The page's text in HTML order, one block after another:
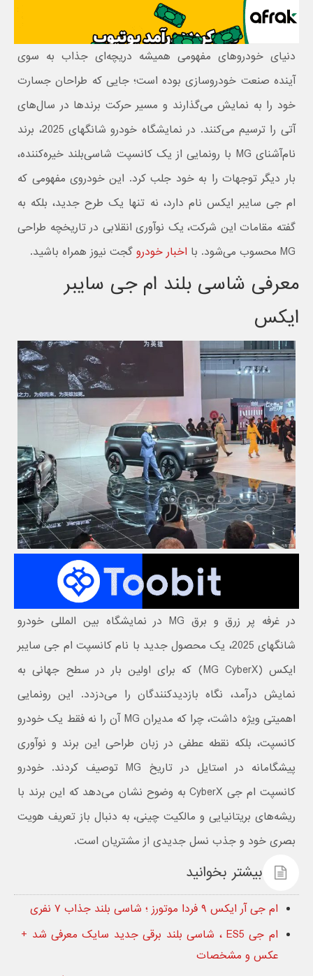
دنیای خودروهای مفهومی همیشه دریچه‌ای جذاب به سوی
آینده صنعت خودروسازی بوده است؛ جایی که طراحان جسارت
خود را به نمایش می‌گذارند و مسیر حرکت برندها در سال‌های
آتی را ترسیم می‌کنند. در نمایشگاه خودرو شانگهای 2025، برند
نام‌آشنای MG با رونمایی از یک کانسپت شاسی‌بلند خیره‌کننده،
بار دیگر توجهات را به خود جلب کرد. این خودروی مفهومی که
ام جی سایبر ایکس نام دارد، نه تنها یک طرح جدید، بلکه به
گفته مقامات این شرکت، یک نوآوری انقلابی در تاریخچه طراحی
MG محسوب می‌شود. با
اخبار خودرو گجت نیوز همراه باشید.
معرفی شاسی بلند ام جی سایبر
ایکس
در غرفه پر زرق و برق MG در نمایشگاه بین‌ المللی خودرو
شانگهای 2025، یک محصول جدید با نام کانسپت ام جی سایبر
ایکس (MG CyberX) که برای اولین بار در سطح جهانی به
نمایش درآمد، نگاه بازدیدکنندگان را می‌دزدد. این رونمایی
اهمیتی ویژه داشت، چرا که مدیران MG آن را نه فقط یک خودرو
کانسپت، بلکه نقطه عطفی در زبان طراحی این برند و نوآوری
پیشگامانه در استایل در تاریخ MG توصیف کردند. خودرو
کانسپت ام جی CyberX به وضوح نشان می‌دهد که این برند با
ریشه‌های بریتانیایی و مالکیت چینی، به دنبال باز تعریف هویت
بصری خود و جذب نسل جدیدی از مشتریان است.
بیشتر بخوانید
ام جی آر ایکس ۹ فردا موتورز ؛ شاسی بلند جذاب ۷ نفری
ام جی ES5 ، شاسی بلند برقی جدید سایک معرفی شد +
عکس و مشخصات